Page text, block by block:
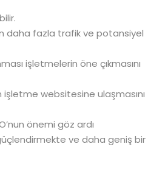
daha fazla trafik ve potansiyel
işletmelerin öne çıkmasını
websitesine ulaşmasını
önemi göz ardı
ve daha geniş bir